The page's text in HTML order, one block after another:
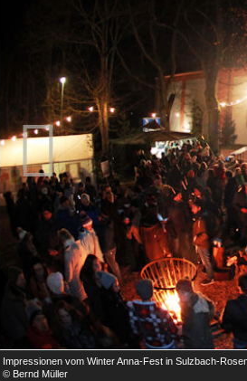
Impressionen vom Winter Anna-Fest in Sulzbach-
© Bernd Müller
